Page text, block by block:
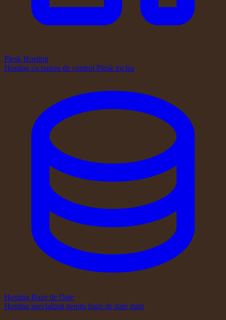
Plesk Hosting
Hosting cu panou de control Plesk inclus
Hosting Baze de Date
Hosting specializat pentru baze de date mari